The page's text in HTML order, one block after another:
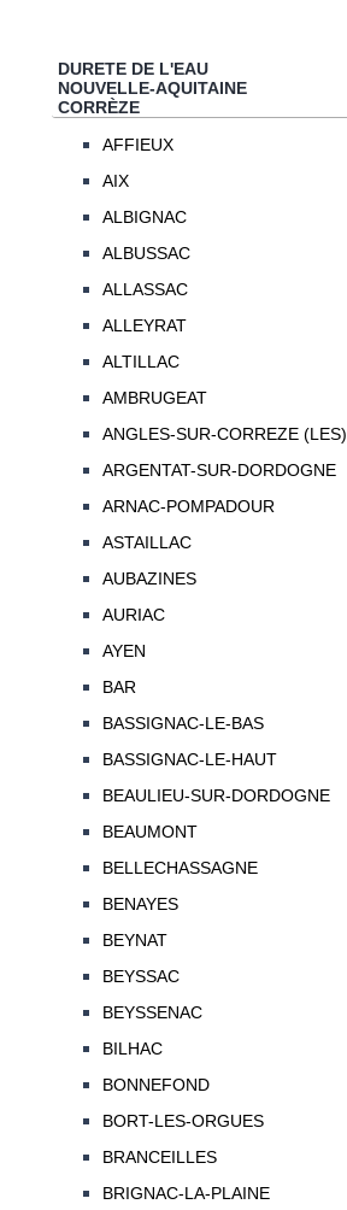
DURETE DE L'EAU
NOUVELLE-AQUITAINE
CORRÈZE
AFFIEUX
AIX
ALBIGNAC
ALBUSSAC
ALLASSAC
ALLEYRAT
ALTILLAC
AMBRUGEAT
ANGLES-SUR-CORREZE (LES)
ARGENTAT-SUR-DORDOGNE
ARNAC-POMPADOUR
ASTAILLAC
AUBAZINES
AURIAC
AYEN
BAR
BASSIGNAC-LE-BAS
BASSIGNAC-LE-HAUT
BEAULIEU-SUR-DORDOGNE
BEAUMONT
BELLECHASSAGNE
BENAYES
BEYNAT
BEYSSAC
BEYSSENAC
BILHAC
BONNEFOND
BORT-LES-ORGUES
BRANCEILLES
BRIGNAC-LA-PLAINE